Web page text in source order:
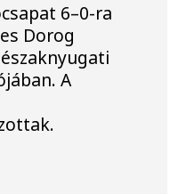
6–0-ra
Dorog
A